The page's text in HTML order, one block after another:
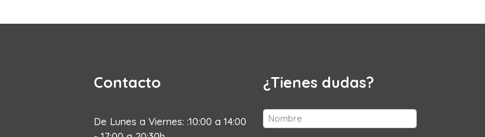
Contacto
De Lunes a Viernes: :10:00 a 14:00
¿Tienes dudas?